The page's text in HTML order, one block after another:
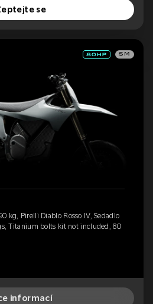
se
SM
kg, Pirelli Diablo Rosso IV, Sedadlo
Titanium bolts kit not included, 80
informací